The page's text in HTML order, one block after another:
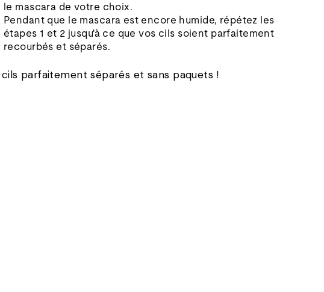
le mascara de votre choix.
Pendant que le mascara est encore humide, répétez les
étapes 1 et 2 jusqu'à ce que vos cils soient parfaitement
recourbés et séparés.
cils parfaitement séparés et sans paquets !